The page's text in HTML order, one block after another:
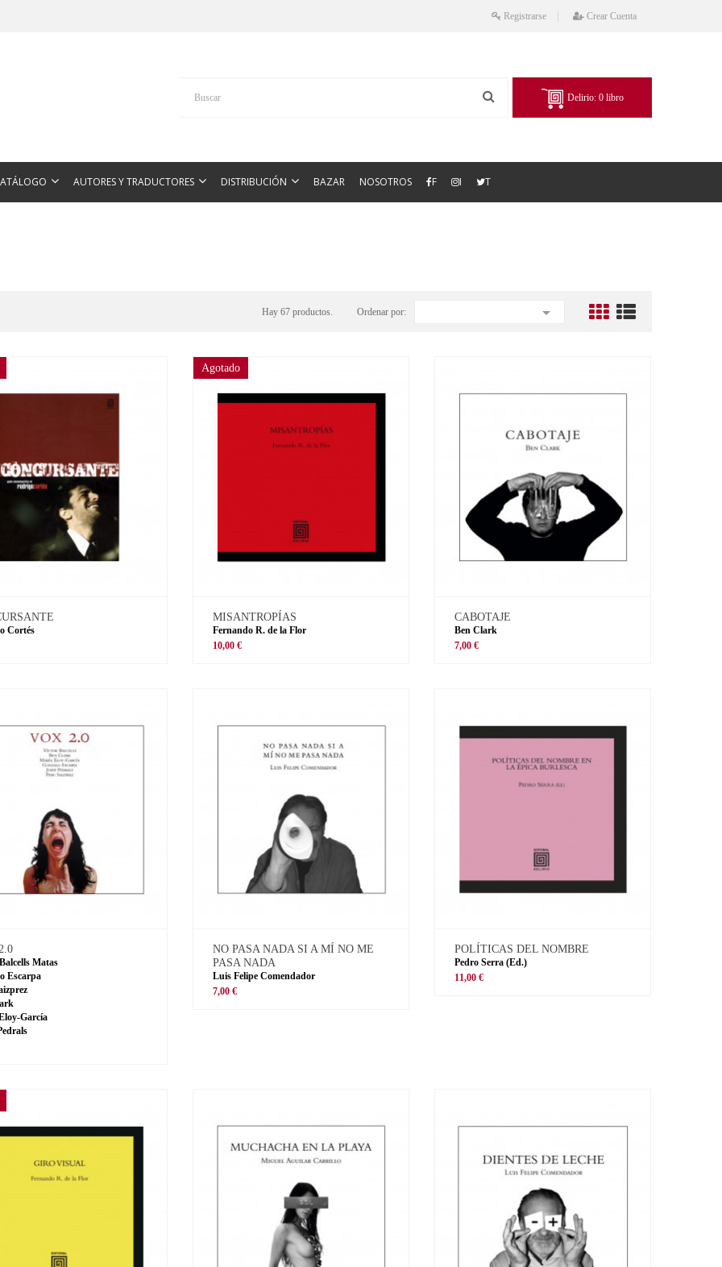
Registrarse Crear Cuenta
Delirio: 0 libro
AUTORES Y TRADUCTORES DISTRIBUCIÓN BAZAR NOSOTROS F I T
Hay 67 productos. Ordenar por: 
Cortés
Agotado
MISANTROPÍAS
Fernando R. de la Flor
10,00 €
CABOTAJE
Ben Clark
7,00 €
Matas
Escarpa
García
NO PASA NADA SI A MÍ NO ME
PASA NADA
Luis Felipe Comendador
7,00 €
POLÍTICAS DEL NOMBRE
Pedro Serra (Ed.)
11,00 €